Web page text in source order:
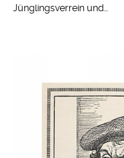
Jünglingsverrein und…